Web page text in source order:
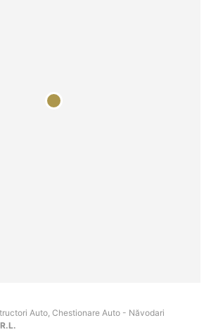
Auto, Chestionare Auto - Năvodari